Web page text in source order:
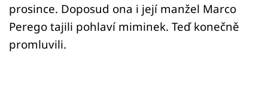
prosince. Doposud ona i její manžel Marco
Perego tajili pohlaví miminek. Teď konečně
promluvili.